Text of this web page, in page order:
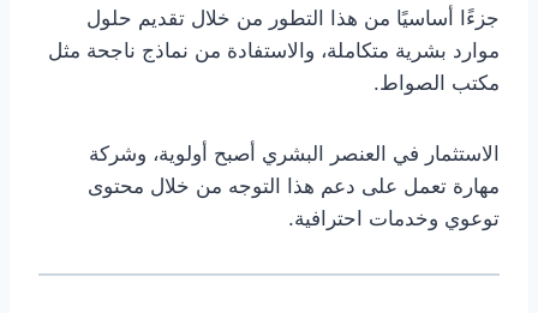
جزءًا أساسيًا من هذا التطور من خلال تقديم حلول
موارد بشرية متكاملة، والاستفادة من نماذج ناجحة مثل
مكتب الصواط.
الاستثمار في العنصر البشري أصبح أولوية، وشركة
مهارة تعمل على دعم هذا التوجه من خلال محتوى
توعوي وخدمات احترافية.